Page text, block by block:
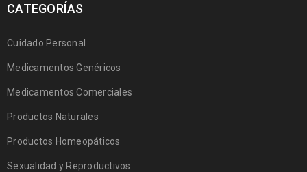
CATEGORÍAS
Cuidado Personal
Medicamentos Genéricos
Medicamentos Comerciales
Productos Naturales
Productos Homeopáticos
Sexualidad y Reproductivos